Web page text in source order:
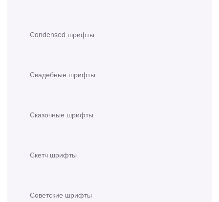
Сondensed шрифты
Свадебные шрифты
Сказочные шрифты
Скетч шрифты
Советские шрифты